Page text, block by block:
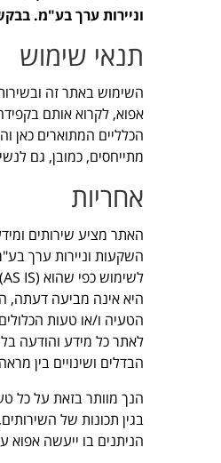
וניירות ערך בע"מ.
תנאי שימוש
השימוש באתר זה
אפוא, לקרוא אותם
הכלליים המתוארים כאן
מתייחסים, כמובן, גם
אחריות
השקעות וניירות ערך
היא אינה מביעה דעתה,
לאתר כל מידע והודעה
הבדלים ושינויים בין
בגין תכונות של
הניתנים בו ייעשה אפוא